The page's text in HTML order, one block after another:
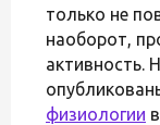
только не
наоборот,
активность.
физиологии